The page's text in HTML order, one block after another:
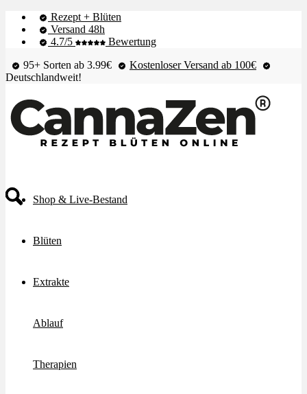
Rezept + Blüten
Versand 48h
4.7/5
Bewertung
95+ Sorten ab 3.99€
Kostenloser Versand ab 100€
Deutschlandweit!
Shop & Live-Bestand
Blüten
Extrakte
Ablauf
Therapien